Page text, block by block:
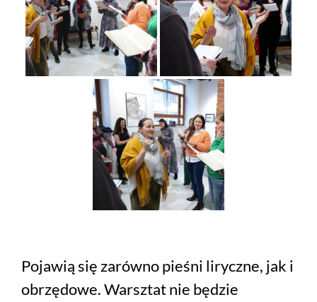
Pojawią się zarówno pieśni liryczne, jak i
obrzędowe. Warsztat nie będzie